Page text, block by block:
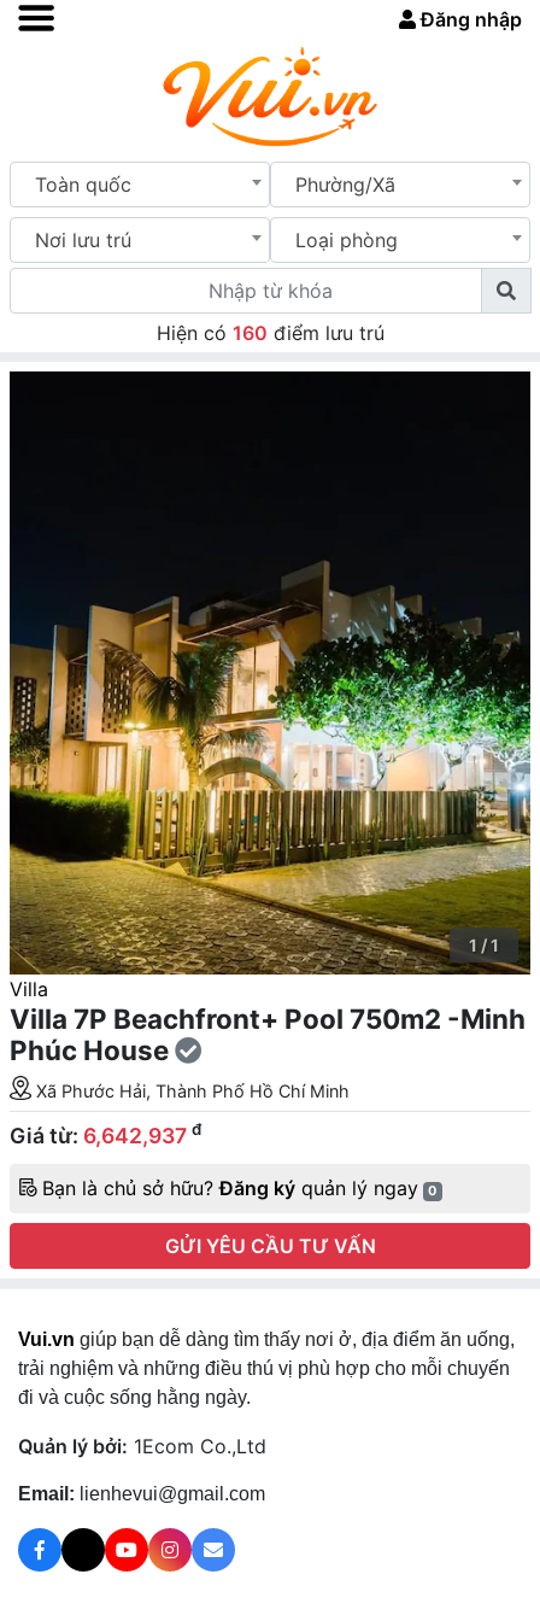
Đăng nhập
Toàn quốc Phường/Xã
Nơi lưu trú Loại phòng
Hiện có 160 điểm lưu trú
1 / 1
Villa
Villa 7P Beachfront+ Pool 750m2 -Minh
Phúc House
Xã Phước Hải, Thành Phố Hồ Chí Minh
Giá từ: 6,642,937 đ
Bạn là chủ sở hữu?Đăng ký quản lý ngay 0
GỬI YÊU CẦU TƯ VẤN
Vui.vn giúp bạn dễ dàng tìm thấy nơi ở, địa điểm ăn uống,
trải nghiệm và những điều thú vị phù hợp cho mỗi chuyến
đi và cuộc sống hằng ngày.
Quản lý bởi: 1Ecom Co.,Ltd
Email: lienhevui@gmail.com